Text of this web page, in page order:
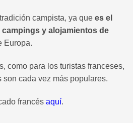
campista, ya que es el
y alojamientos de
Europa.
como para los turistas franceses,
son cada vez más populares.
francés aquí.